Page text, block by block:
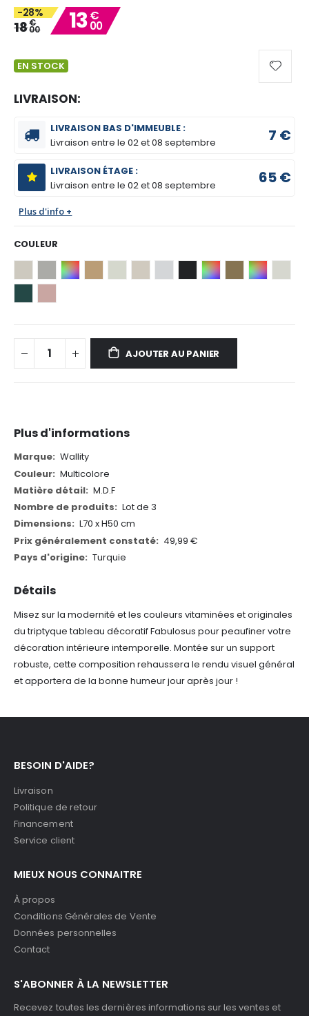
images
gallery
-28%
18€
00 13€
00
EN STOCK
LIVRAISON:
LIVRAISON BAS D'IMMEUBLE :
Livraison entre le02 et 08 septembre 7 €
LIVRAISON ÉTAGE :
Livraison entre le02 et 08 septembre 65 €
Plus d'info +
COULEUR
AJOUTER AU PANIER
Détails
Misez sur la modernité et les couleurs vitaminées et originales
du triptyque tableau décoratif Fabulosus pour peaufiner votre
décoration intérieure intemporelle. Montée sur un support
robuste, cette composition rehaussera le rendu visuel général
et apportera de la bonne humeur jour après jour !
Plus d'informations
Plus
d'informations
Wallity
Multicolore
M.D.F
Lot de 3
L70 x H50 cm
49,99 €
Turquie
BESOIN D'AIDE?
Livraison
Politique de retour
Financement
Service client
MIEUX NOUS CONNAITRE
À propos
Conditions Générales de Vente
Données personnelles
Contact
S'ABONNER À LA NEWSLETTER
Recevez toutes les dernières informations sur les ventes et